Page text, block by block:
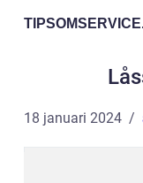
18 januari 2024